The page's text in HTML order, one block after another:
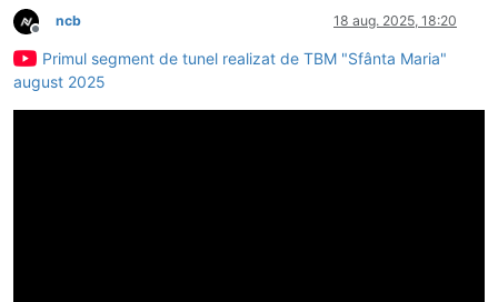
Deconectat
ncb 18 aug. 2025, 18:20
Primul segment de tunel realizat de TBM "Sfânta Maria"
august 2025